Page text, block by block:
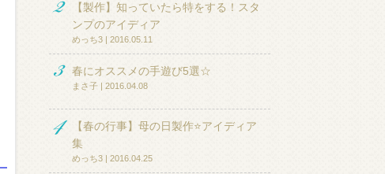
【製作】知っていたら特をする！スタ
ンプのアイディア
めっち3 | 2016.05.11
春にオススメの手遊び5選☆
まさ子 | 2016.04.08
【春の行事】母の日製作⭐アイディア
集
めっち3 | 2016.04.25